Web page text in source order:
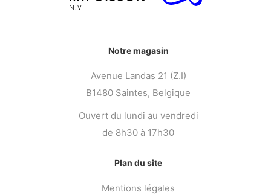
Notre magasin
Avenue Landas 21 (Z.I)
B1480 Saintes, Belgique
Ouvert du lundi au vendredi
de 8h30 à 17h30
Plan du site
Mentions légales